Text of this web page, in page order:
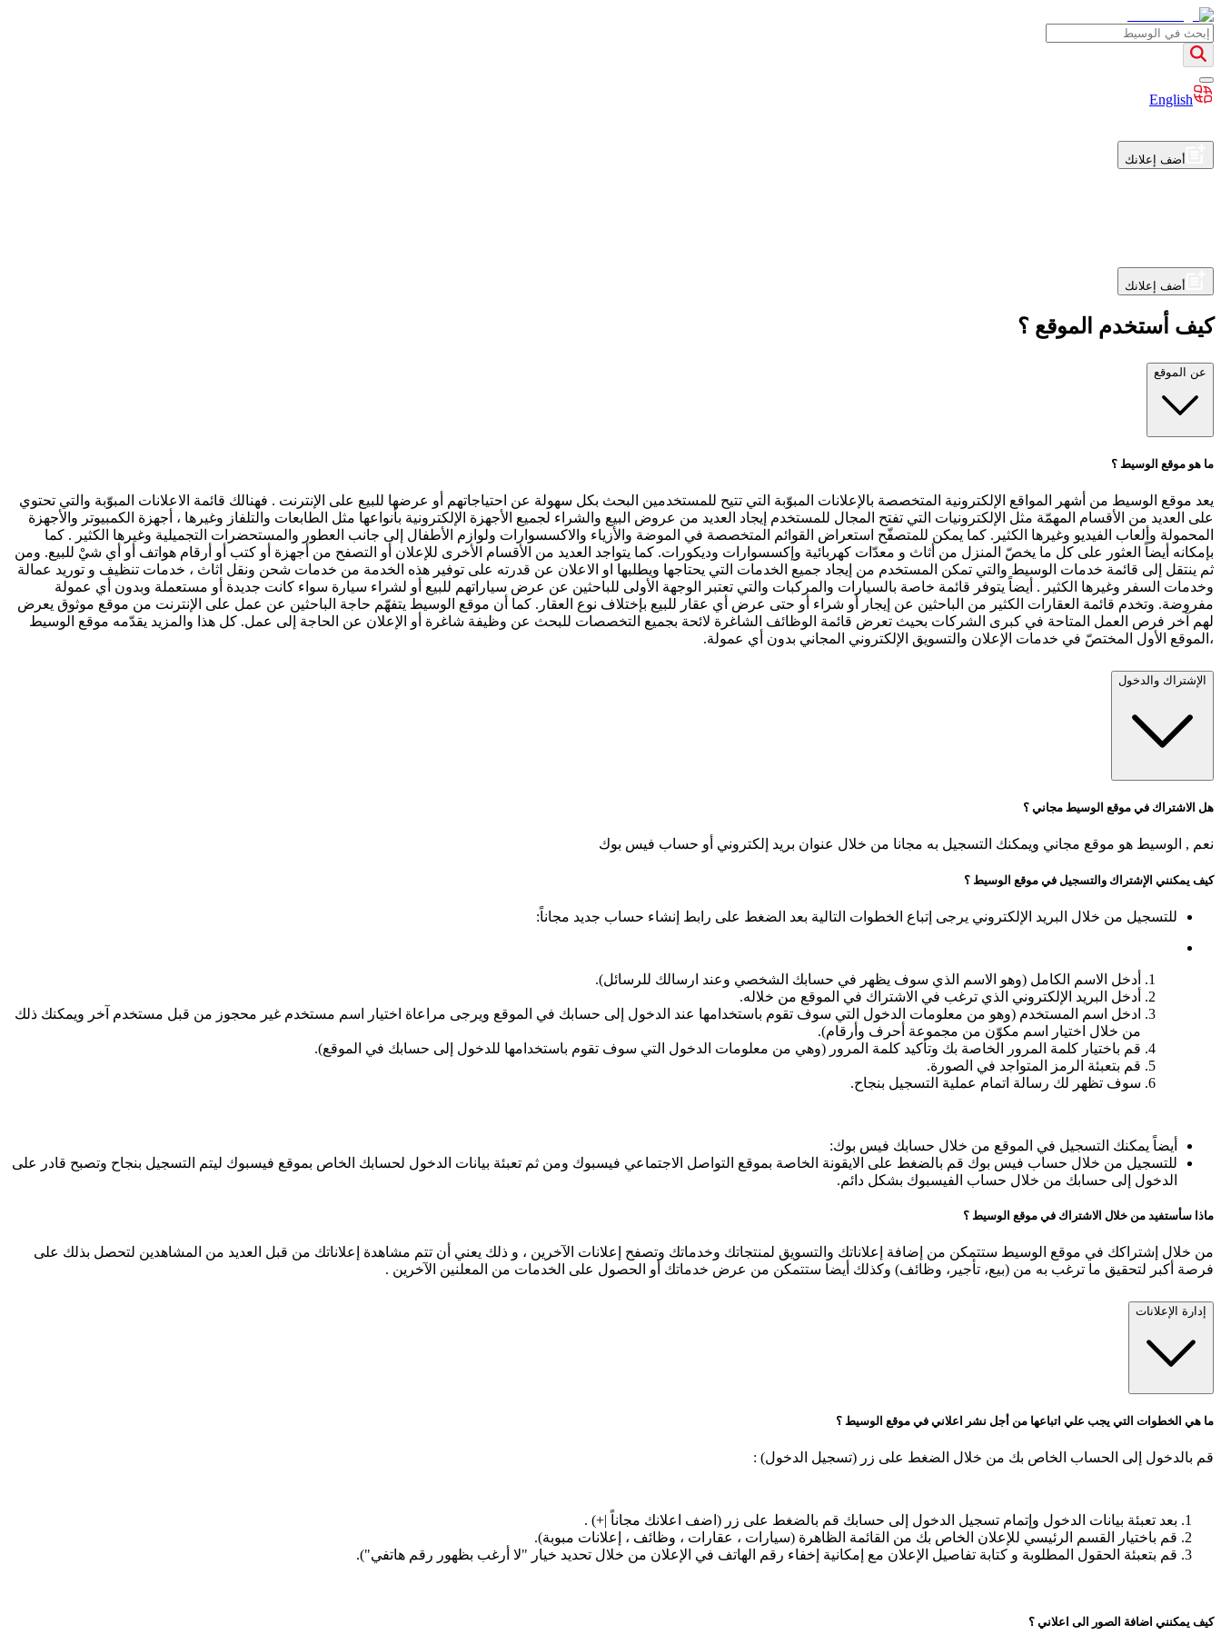
English
أضف إعلانك
أضف إعلانك
كيف أستخدم الموقع ؟
عن الموقع
ما هو موقع الوسيط ؟
يعد موقع الوسيط من أشهر المواقع الإلكترونية المتخصصة بالإعلانات المبوّبة التي تتيح للمستخدمين البحث بكل سهولة عن احتياجاتهم أو عرضها للبيع على الإنترنت . فهنالك قائمة الاعلانات المبوّبة والتي تحتوي
على العديد من الأقسام المهمّة مثل الإلكترونيات التي تفتح المجال للمستخدم إيجاد العديد من عروض البيع والشراء لجميع الأجهزة الإلكترونية بأنواعها مثل الطابعات والتلفاز وغيرها ، أجهزة الكمبيوتر والأجهزة
المحمولة وألعاب الفيديو وغيرها الكثير. كما يمكن للمتصفّح استعراض القوائم المتخصصة في الموضة والأزياء والاكسسوارات ولوازم الأطفال إلى جانب العطور والمستحضرات التجميلية وغيرها الكثير . كما
بإمكانه أيضاً العثور على كل ما يخصّ المنزل من أثاث و معدّات كهربائية وإكسسوارات وديكورات. كما يتواجد العديد من الأقسام الأخرى للإعلان أو التصفح من أجهزة أو كتب أو أرقام هواتف أو أي شيْ للبيع. ومن
ثم ينتقل إلى قائمة خدمات الوسيط والتي تمكن المستخدم من إيجاد جميع الخدمات التي يحتاجها ويطلبها او الاعلان عن قدرته على توفير هذه الخدمة من خدمات شحن ونقل اثاث ، خدمات تنظيف و توريد عمالة
وخدمات السفر وغيرها الكثير . أيضاً يتوفر قائمة خاصة بالسيارات والمركبات والتي تعتبر الوجهة الأولى للباحثين عن عرض سياراتهم للبيع أو لشراء سيارة سواء كانت جديدة أو مستعملة وبدون أي عمولة
مفروضة. وتخدم قائمة العقارات الكثير من الباحثين عن إيجار أو شراء أو حتى عرض أي عقار للبيع بإختلاف نوع العقار. كما أن موقع الوسيط يتفهّم حاجة الباحثين عن عمل على الإنترنت من موقع موثوق يعرض
لهم آخر فرص العمل المتاحة في كبرى الشركات بحيث تعرض قائمة الوظائف الشاغرة لائحة بجميع التخصصات للبحث عن وظيفة شاغرة أو الإعلان عن الحاجة إلى عمل. كل هذا والمزيد يقدّمه موقع الوسيط
،الموقع الأول المختصّ في خدمات الإعلان والتسويق الإلكتروني المجاني بدون أي عمولة.
الإشتراك والدخول
هل الاشتراك في موقع الوسيط مجاني ؟
نعم , الوسيط هو موقع مجاني ويمكنك التسجيل به مجانا من خلال عنوان بريد إلكتروني أو حساب فيس بوك
كيف يمكنني الإشتراك والتسجيل في موقع الوسيط ؟
للتسجيل من خلال البريد الإلكتروني يرجى إتباع الخطوات التالية بعد الضغط على رابط إنشاء حساب جديد مجاناً:
أدخل الاسم الكامل (وهو الاسم الذي سوف يظهر في حسابك الشخصي وعند ارسالك للرسائل).
أدخل البريد الإلكتروني الذي ترغب في الاشتراك في الموقع من خلاله.
ادخل اسم المستخدم (وهو من معلومات الدخول التي سوف تقوم باستخدامها عند الدخول إلى حسابك في الموقع ويرجى مراعاة اختيار اسم مستخدم غير محجوز من قبل مستخدم آخر ويمكنك ذلك
من خلال اختيار اسم مكوّن من مجموعة أحرف وأرقام).
قم باختيار كلمة المرور الخاصة بك وتأكيد كلمة المرور (وهي من معلومات الدخول التي سوف تقوم باستخدامها للدخول إلى حسابك في الموقع).
قم بتعبئة الرمز المتواجد في الصورة.
سوف تظهر لك رسالة اتمام عملية التسجيل بنجاح.
أيضاً يمكنك التسجيل في الموقع من خلال حسابك فيس بوك:
للتسجيل من خلال حساب فيس بوك قم بالضغط على الايقونة الخاصة بموقع التواصل الاجتماعي فيسبوك ومن ثم تعبئة بيانات الدخول لحسابك الخاص بموقع فيسبوك ليتم التسجيل بنجاح وتصبح قادر على
الدخول إلى حسابك من خلال حساب الفيسبوك بشكل دائم.
ماذا سأستفيد من خلال الاشتراك في موقع الوسيط ؟
من خلال إشتراكك في موقع الوسيط ستتمكن من إضافة إعلاناتك والتسويق لمنتجاتك وخدماتك وتصفح إعلانات الآخرين ، و ذلك يعني أن تتم مشاهدة إعلاناتك من قبل العديد من المشاهدين لتحصل بذلك على
فرصة أكبر لتحقيق ما ترغب به من (بيع، تأجير، وظائف) وكذلك أيضا ستتمكن من عرض خدماتك أو الحصول على الخدمات من المعلنين الآخرين .
إدارة الإعلانات
ما هي الخطوات التي يجب علي اتباعها من أجل نشر اعلاني في موقع الوسيط ؟
قم بالدخول إلى الحساب الخاص بك من خلال الضغط على زر (تسجيل الدخول) :
بعد تعبئة بيانات الدخول وإتمام تسجيل الدخول إلى حسابك قم بالضغط على زر (اضف اعلانك مجاناً |+) .
قم باختيار القسم الرئيسي للإعلان الخاص بك من القائمة الظاهرة (سيارات ، عقارات ، وظائف ، إعلانات مبوبة).
قم بتعبئة الحقول المطلوبة و كتابة تفاصيل الإعلان مع إمكانية إخفاء رقم الهاتف في الإعلان من خلال تحديد خيار "لا أرغب بظهور رقم هاتفي").
كيف يمكنني اضافة الصور الى اعلاني ؟